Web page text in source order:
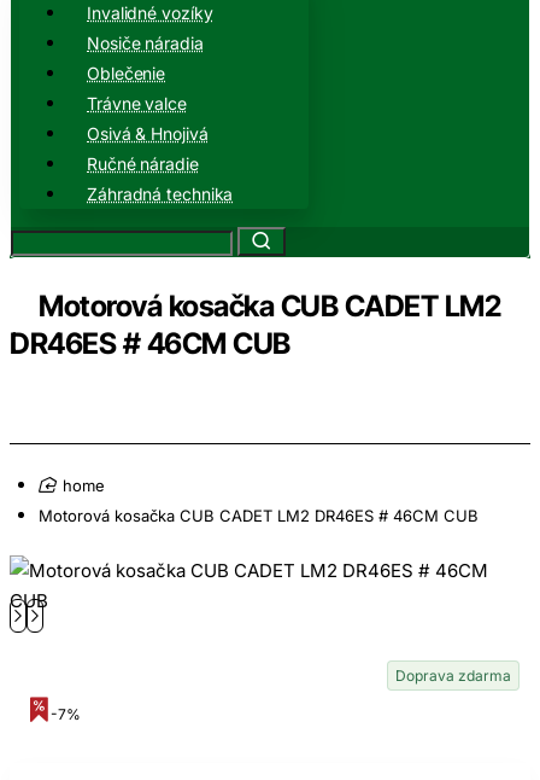
Invalidné vozíky
Nosiče náradia
Oblečenie
Trávne valce
Osivá & Hnojivá
Ručné náradie
Záhradná technika
Motorová kosačka CUB CADET LM2
DR46ES # 46CM CUB
home
Motorová kosačka CUB CADET LM2 DR46ES # 46CM CUB
Doprava zdarma
-7%